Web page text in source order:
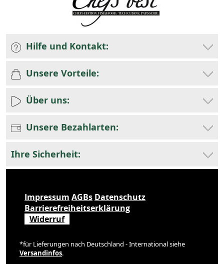
Hilfe und Kontakt:
Unsere Vorteile:
Über uns:
Unsere Bezahlarten:
Ihre Sicherheit:
Impressum AGBs Datenschutz
Barrierefreiheitserklärung
Widerruf
*für Lieferungen nach Deutschland - International siehe
Versandinfos.